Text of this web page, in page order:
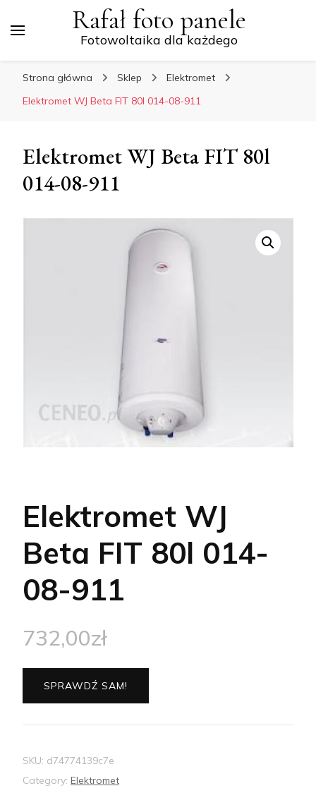
Rafał foto panele
Fotowoltaika dla każdego
Strona główna Sklep
Elektromet
Elektromet WJ Beta FIT 80l 014-08-911
Elektromet WJ Beta FIT 80l
014-08-911
Elektromet WJ
Beta FIT 80l 014-
08-911
732,00zł
SPRAWDŹ SAM!
SKU: d74774139c7e
Category: Elektromet